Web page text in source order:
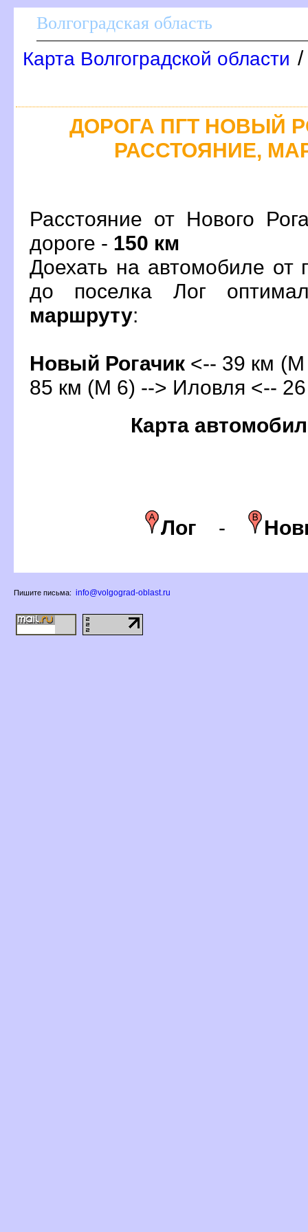
олгоградская область
Карта Волгоградской области /
ДОРОГА ПГТ НОВЫЙ
РАССТОЯНИЕ,
Расстояние от Нового
дороге - 150 км
Доехать на автомобиле от
до поселка Лог
маршруту:
Новый Рогачик <-- 39 км
85 км (М 6) --> Иловля <--
Карта
Ло -
Пишите письма: info@volgograd-oblast.ru